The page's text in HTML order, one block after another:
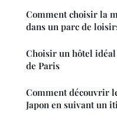
Comment choisir la
dans un parc de
Choisir un hôtel idéal
de Paris
Comment découvrir
Japon en suivant un